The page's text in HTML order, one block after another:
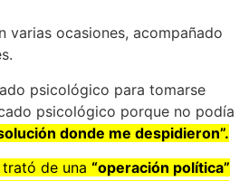
varias ocasiones, acompañado
psicológico para tomarse
psicológico porque no podía
donde me despidieron”.
de una “operación política”